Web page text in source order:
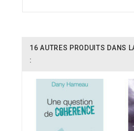
16 AUTRES PRODUITS DANS
: